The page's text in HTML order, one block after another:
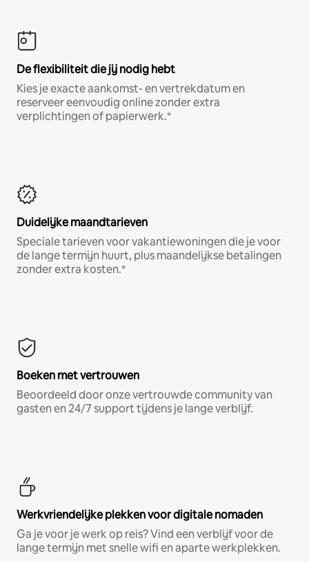
De flexibiliteit die jij nodig hebt
Kies je exacte aankomst- en vertrekdatum en
reserveer eenvoudig online zonder extra
verplichtingen of papierwerk.*
Duidelijke maandtarieven
Speciale tarieven voor vakantiewoningen die je voor
de lange termijn huurt, plus maandelijkse betalingen
zonder extra kosten.*
Boeken met vertrouwen
Beoordeeld door onze vertrouwde community van
gasten en 24/7 support tijdens je lange verblijf.
Werkvriendelijke plekken voor digitale nomaden
Ga je voor je werk op reis? Vind een verblijf voor de
lange termijn met snelle wifi en aparte werkplekken.